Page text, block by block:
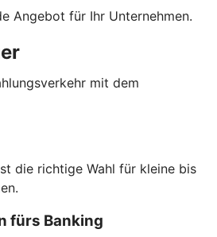
Angebot für Ihr Unternehmen.
mit dem
die richtige Wahl für kleine bis
fürs Banking